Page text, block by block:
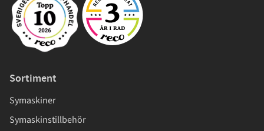
Sortiment
Symaskiner
Symaskinstillbehör